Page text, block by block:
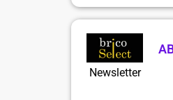
Newsletter